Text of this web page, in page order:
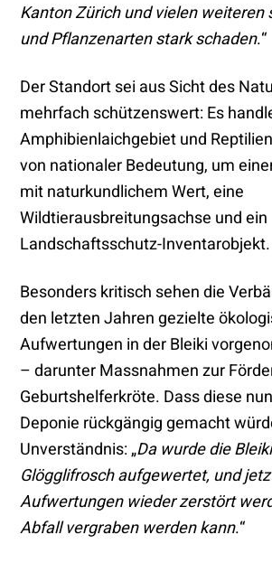
Kanton Zürich und vielen weiteren
und Pflanzenarten stark schaden.“
Der Standort sei aus Sicht des
mehrfach schützenswert: Es
Amphibienlaichgebiet und
von nationaler Bedeutung, um
mit naturkundlichem Wert, eine
Wildtierausbreitungsachse und ein
Landschaftsschutz-Inventarobjekt.
Besonders kritisch sehen die
den letzten Jahren gezielte
Aufwertungen in der Bleiki
– darunter Massnahmen zur
Geburtshelferkröte. Dass diese
Deponie rückgängig gemacht
Unverständnis: „Da wurde die
Glögglifrosch aufgewertet, und
Aufwertungen wieder zerstört
Abfall vergraben werden kann.“